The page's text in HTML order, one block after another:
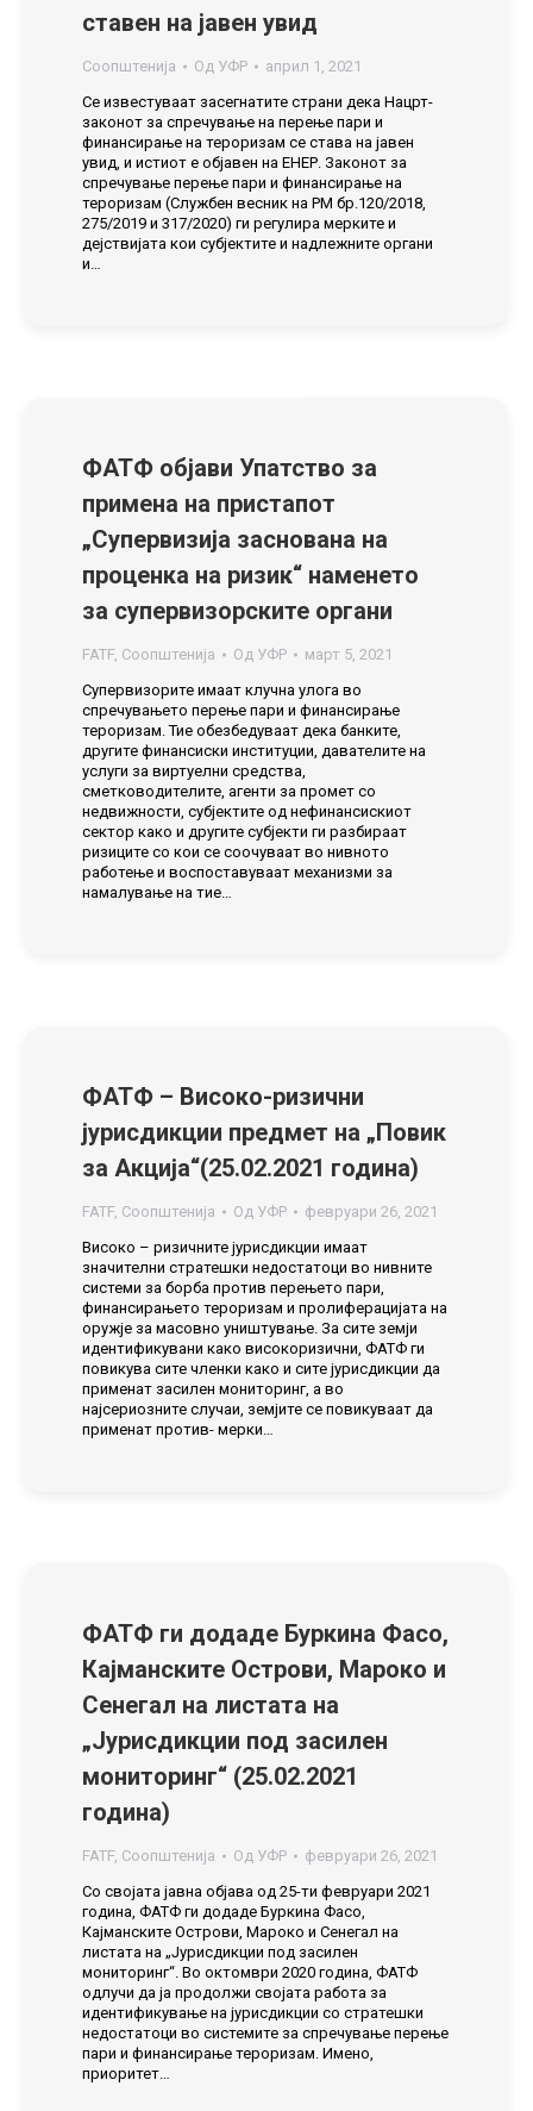
ставен на јавен увид
Соопштенија Од УФР
април 1, 2021
Се известуваат засегнатите страни дека Нацрт-
законот за спречување на перење пари и
финансирање на тероризам се става на јавен
увид, и истиот е објавен на ЕНЕР. Законот за
спречување перење пари и финансирање на
тероризам (Службен весник на РМ бр.120/2018,
275/2019 и 317/2020) ги регулира мерките и
дејствијата кои субјектите и надлежните органи
и…
ФАТФ објави Упатство за
примена на пристапот
„Супервизија заснована на
проценка на ризик“ наменето
за супервизорските органи
FATF, Соопштенија Од УФР
март 5, 2021
Супервизорите имаат клучна улога во
спречувањето перење пари и финансирање
тероризам. Тие обезбедуваат дека банките,
другите финансиски институции, давателите на
услуги за виртуелни средства,
сметководителите, агенти за промет со
недвижности, субјектите од нефинансискиот
сектор како и другите субјекти ги разбираат
ризиците со кои се соочуваат во нивното
работење и воспоставуваат механизми за
намалување на тие…
ФАТФ – Високо-ризични
јурисдикции предмет на „Повик
за Акција“(25.02.2021 година)
FATF, Соопштенија Од УФР
февруари 26, 2021
Високо – ризичните јурисдикции имаат
значителни стратешки недостатоци во нивните
системи за борба против перењето пари,
финансирањетo тероризам и пролиферацијата на
оружје за масовно уништување. За сите земји
идентификувани како високоризични, ФАТФ ги
повикува сите членки како и сите јурисдикции да
применат засилен мониторинг, а во
најсериозните случаи, земјите се повикуваат да
применат против- мерки…
ФАТФ ги додаде Буркина Фасо,
Кајманските Острови, Мароко и
Сенегал на листата на
„Јурисдикции под засилен
мониторинг“ (25.02.2021
година)
FATF, Соопштенија Од УФР
февруари 26, 2021
Со својата јавна објава од 25-ти февруари 2021
година, ФАТФ ги додаде Буркина Фасо,
Кајманските Острови, Мароко и Сенегал на
листата на „Јурисдикции под засилен
мониторинг“. Во октомври 2020 година, ФАТФ
одлучи да ја продолжи својата работа за
идентификување на јурисдикции со стратешки
недостатоци во системите за спречување перење
пари и финансирање тероризам. Имено,
приоритет…